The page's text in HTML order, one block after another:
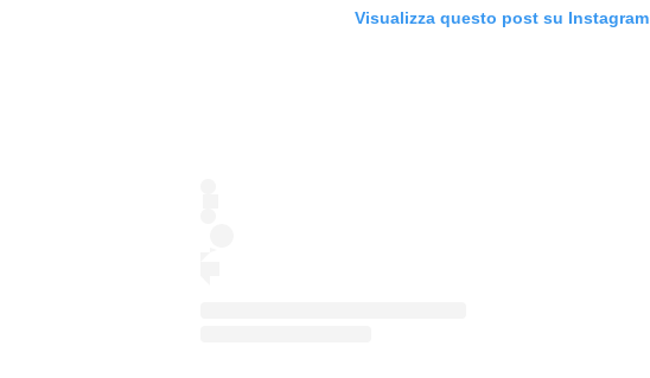
Visualizza questo post su Instagram